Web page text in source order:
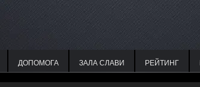
ДОПОМОГА ЗАЛА СЛАВИ РЕЙТИНГ